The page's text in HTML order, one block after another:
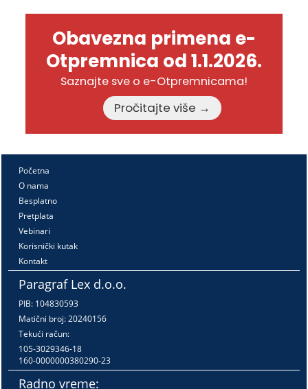
Obavezna primena e-
Otpremnica od 1.1.2026.
Saznajte sve o e-Otpremnicama!
Pročitajte više →
Početna
O nama
Besplatno
Pretplata
Vebinari
Korisnički kutak
Kontakt
Paragraf Lex d.o.o.
PIB: 104830593
Matični broj: 20240156
Tekući račun:
105-3029346-18
160-0000000380290-23
Radno vreme: